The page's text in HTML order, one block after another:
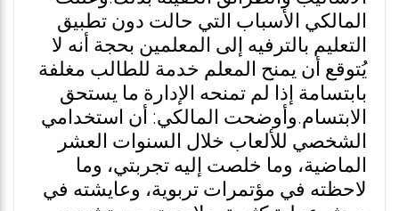
المالكي الأسباب التي حالت دون تطبيق
التعليم بالترفيه إلى المعلمين بحجة أنه لا
يُتوقع أن يمنح المعلم خدمة للطالب مغلفة
بابتسامة إذا لم تمنحه الإدارة ما يستحق
الابتسام.وأوضحت المالكي: أن استخدامي
الشخصي للألعاب خلال السنوات العشر
الماضية، وما خلصت إليه تجربتي، وما
لاحظته في مؤتمرات تربوية، وعايشته في